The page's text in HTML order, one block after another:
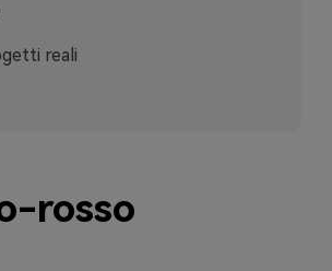
reali
rosso